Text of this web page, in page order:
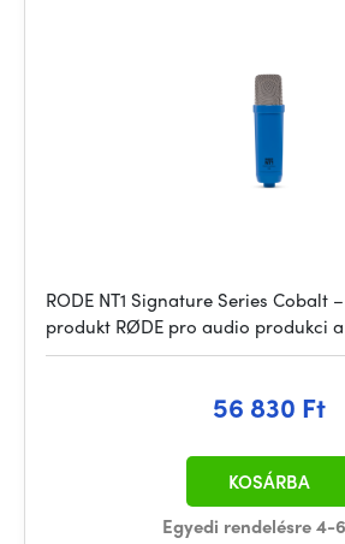
RODE NT1 Signature Series Cobalt
produkt RØDE pro audio produkci a
56 830 Ft
Egyedi rendelésre 4-
KOSÁRBA